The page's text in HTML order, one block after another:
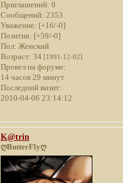
Приглашений: 0
Сообщений: 2353
Уважение: [+16/-0]
Позитив: [+59/-0]
Пол: Женский
Возраст: 34 [1991-12-02]
Провел на форуме:
14 часов 29 минут
Последний визит:
2010-04-06 23:14:12
K@trin
ღButterFlyღ